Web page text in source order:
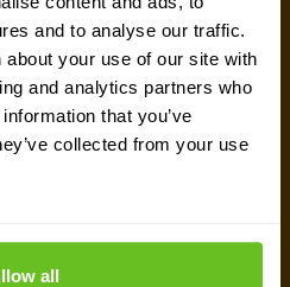
and to analyse our traffic.
your use of our site with
and analytics partners who
that you’ve
collected from your use
all
?
sur les prix, des
une assistance ou un
équipe d'experts à
aider.
un expert